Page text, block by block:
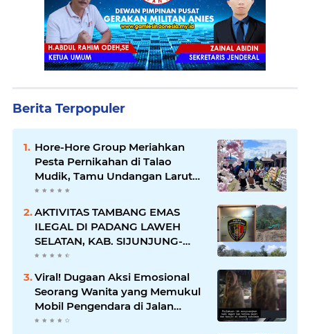
Berita Terpopuler
Hore-Hore Group Meriahkan
Pesta Pernikahan di Talao
Mudik, Tamu Undangan Larut
dalam Suasana Penuh
AKTIVITAS TAMBANG EMAS
ILEGAL DI PADANG LAWEH
SELATAN, KAB. SIJUNJUNG-
SUMBAR SEMAKIN
Viral! Dugaan Aksi Emosional
Seorang Wanita yang Memukul
Mobil Pengendara di Jalan
Khatib Sulaiman